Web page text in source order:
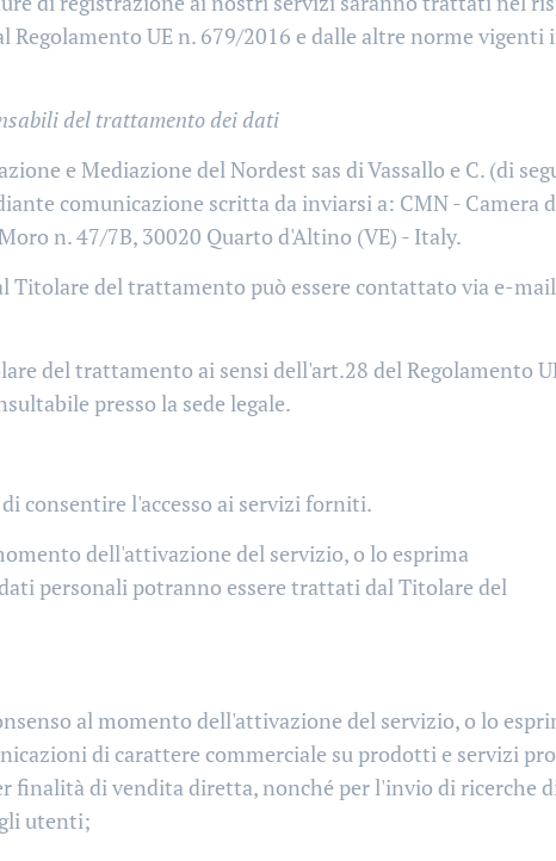
UE n. 679/2016 e dalle altre norme vigenti
del trattamento dei dati
e Mediazione del Nordest sas di Vassallo e C. (di
comunicazione scritta da inviarsi a: CMN - Camera
n. 47/7B, 30020 Quarto d'Altino (VE) - Italy.
Titolare del trattamento può essere contattato via e-
del trattamento ai sensi dell'art.28 del Regolamento
presso la sede legale.
consentire l'accesso ai servizi forniti.
dell'attivazione del servizio, o lo esprima
personali potranno essere trattati dal Titolare del
al momento dell'attivazione del servizio, o lo
di carattere commerciale su prodotti e servizi
finalità di vendita diretta, nonché per l'invio di ricerche
utenti;